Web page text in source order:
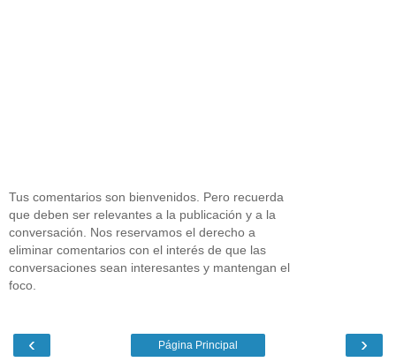
Tus comentarios son bienvenidos. Pero recuerda
que deben ser relevantes a la publicación y a la
conversación. Nos reservamos el derecho a
eliminar comentarios con el interés de que las
conversaciones sean interesantes y mantengan el
foco.
‹ ›
Página Principal